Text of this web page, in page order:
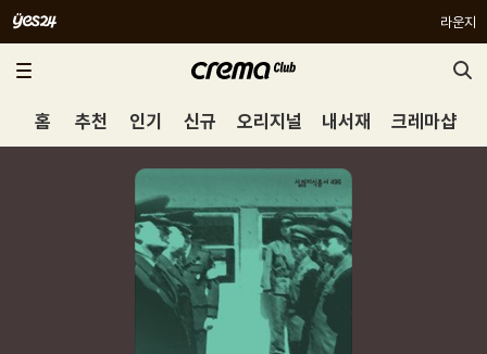
라운지
홈 추천 인기 신규 오리지널 내서재 크레마샵